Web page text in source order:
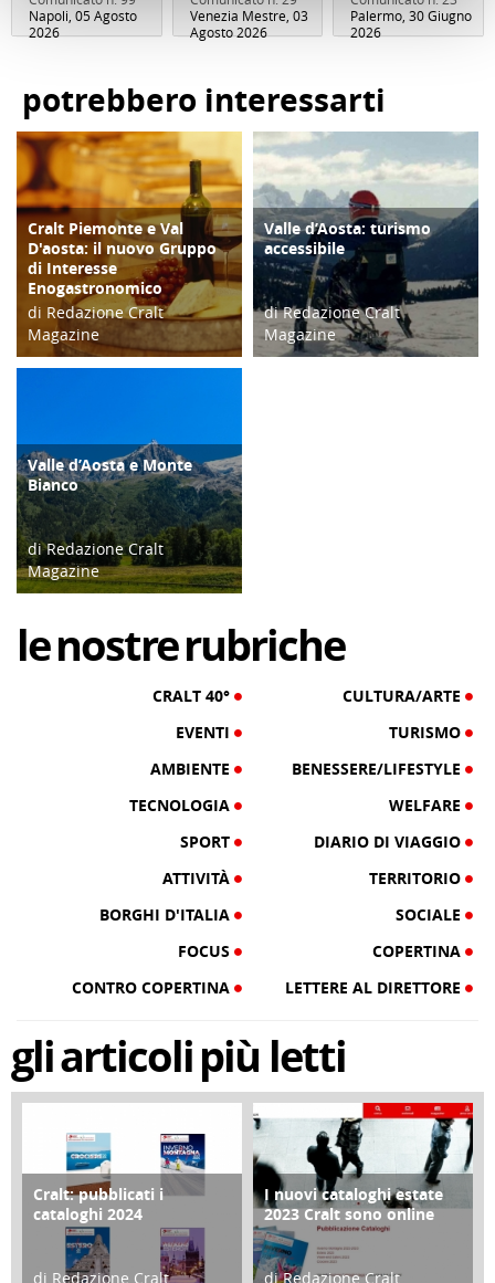
Napoli, 05 Agosto
2026
Venezia Mestre, 03
Agosto 2026
Palermo, 30 Giugno
2026
potrebbero interessarti
ATTIVITÀ
Cralt Piemonte e Val
D'aosta: il nuovo Gruppo
di Interesse
Enogastronomico
di Redazione Cralt
Magazine
26/03/19
SOCIALE
Valle d’Aosta: turismo
accessibile
di Redazione Cralt
Magazine
TURISMO
Valle d’Aosta e Monte
Bianco
di Redazione Cralt
Magazine
lenostrerubriche
CRALT 40°
CULTURA/ARTE
EVENTI
TURISMO
AMBIENTE
BENESSERE/LIFESTYLE
TECNOLOGIA
WELFARE
SPORT
DIARIO DI VIAGGIO
ATTIVITÀ
TERRITORIO
BORGHI D'ITALIA
SOCIALE
FOCUS
COPERTINA
CONTRO COPERTINA
LETTERE AL DIRETTORE
gliarticolipiù letti
COPERTINA
Cralt: pubblicati i
cataloghi 2024
di Redazione Cralt
CONTRO COPERTINA
I nuovi cataloghi estate
2023 Cralt sono online
di Redazione Cralt